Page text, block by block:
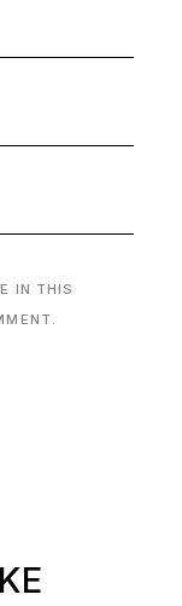
IN THIS